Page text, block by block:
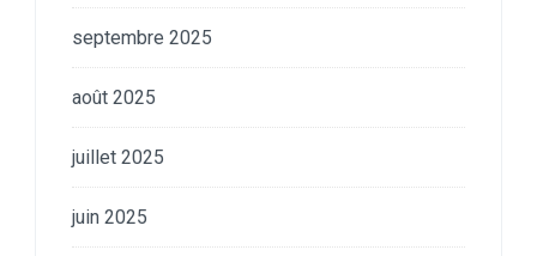
septembre 2025
août 2025
juillet 2025
juin 2025